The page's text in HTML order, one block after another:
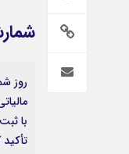
ایران سفر تور
عمومی و
پزشکی، سلامت
حقوق و قضایی
روز
با